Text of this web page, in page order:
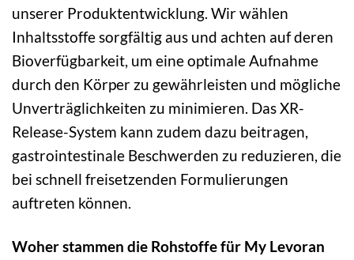
unserer Produktentwicklung. Wir wählen
Inhaltsstoffe sorgfältig aus und achten auf deren
Bioverfügbarkeit, um eine optimale Aufnahme
durch den Körper zu gewährleisten und mögliche
Unverträglichkeiten zu minimieren. Das XR-
Release-System kann zudem dazu beitragen,
gastrointestinale Beschwerden zu reduzieren, die
bei schnell freisetzenden Formulierungen
auftreten können.
Woher stammen die Rohstoffe für My Levoran